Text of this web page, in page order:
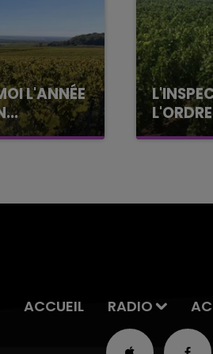
L'ANNÉE
ce jeudi
Alors
ACCUEIL RADIO